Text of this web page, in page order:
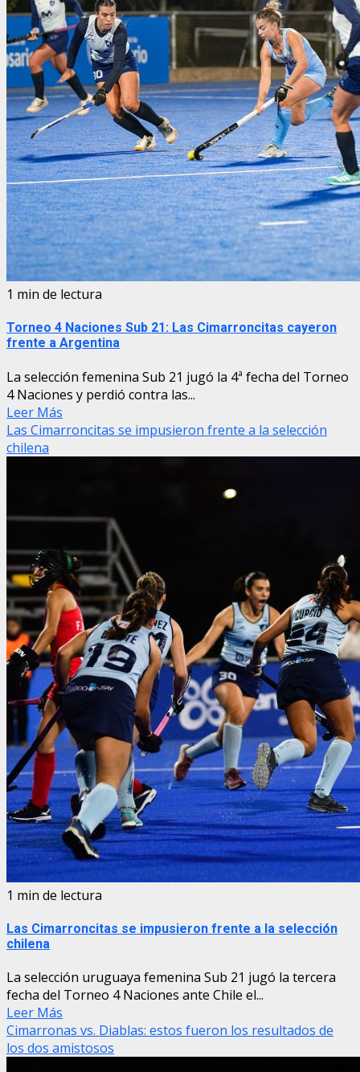
1 min de lectura
Torneo 4 Naciones Sub 21: Las Cimarroncitas cayeron
frente a Argentina
La selección femenina Sub 21 jugó la 4ª fecha del Torneo
4 Naciones y perdió contra las...
Leer Más
Las Cimarroncitas se impusieron frente a la selección
chilena
1 min de lectura
Las Cimarroncitas se impusieron frente a la selección
chilena
La selección uruguaya femenina Sub 21 jugó la tercera
fecha del Torneo 4 Naciones ante Chile el...
Leer Más
Cimarronas vs. Diablas: estos fueron los resultados de
los dos amistosos